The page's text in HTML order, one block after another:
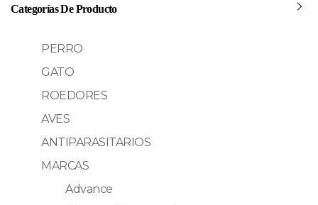
Categorías De Producto
PERRO
GATO
ROEDORES
AVES
ANTIPARASITARIOS
MARCAS
Advance